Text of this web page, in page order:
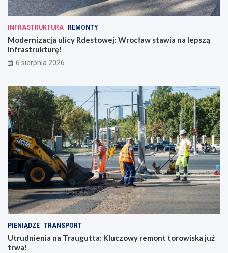
h
t
e
r
ó
o
d
z
i
e
n
n
o
ś
c
i
h
INFRASTRUKTURA REMONTY
Modernizacja ulicy Rdestowej: Wrocław stawia na lepszą
infrastrukturę!
6 sierpnia 2026
PIENIĄDZE TRANSPORT
Utrudnienia na Traugutta: Kluczowy remont torowiska już
trwa!